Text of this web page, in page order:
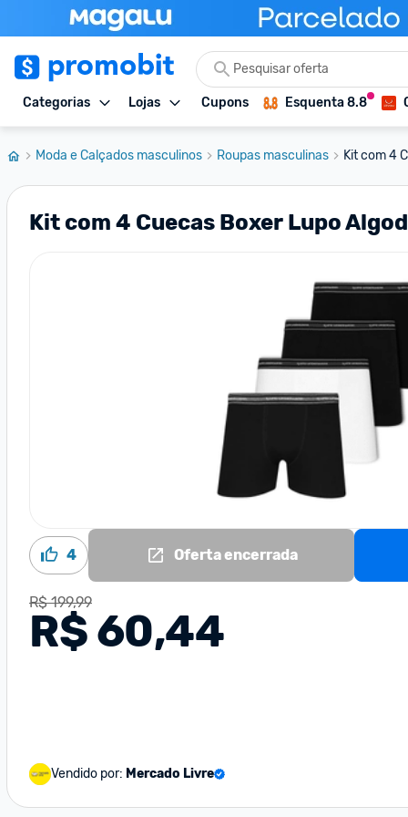
Categorias Lojas Cupons Esquenta 8.8
Moda e Calçados masculinos Roupas masculinas Kit com 4
Kit com 4 Cuecas Boxer Lupo
4 Oferta encerrada
R$ 199,99
R$ 60,44
Vendido por: Mercado Livre